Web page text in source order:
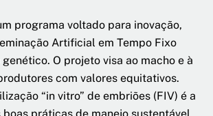
programa voltado para inovação,
Artificial em Tempo Fixo
genético. O projeto visa ao macho e à
com valores equitativos.
“in vitro” de embriões (FIV) é a